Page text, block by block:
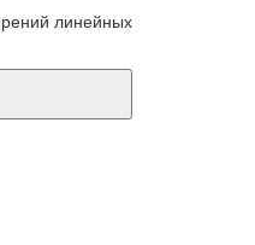
линейных